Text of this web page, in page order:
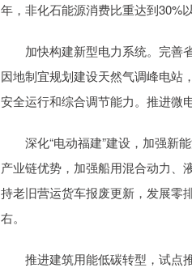
年，非化石能源消费比重达到30%以
加快构建新型电力系统。完善省
因地制宜规划建设天然气调峰电站
安全运行和综合调节能力。推进微
深化“电动福建”建设，加强新能
产业链优势，加强船用混合动力、
持老旧营运货车报废更新，发展零
右。
推进建筑用能低碳转型，试点推